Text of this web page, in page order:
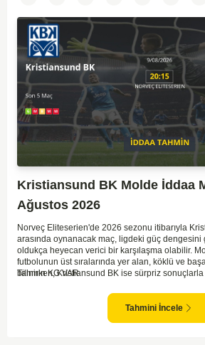
Kristiansund BK Molde İddaa
Ağustos 2026
Norveç Eliteserien'de 2026 sezonu itibarıyla
arasında oynanacak maç, ligdeki güç dengesini
oldukça heyecan verici bir karşılaşma olabilir.
futbolunun üst sıralarında yer alan, köklü ve
bilinirken, Kristiansund BK ise sürpriz sonuçlarla
saha avantajını kullanma olasılıklarını artırıyor.
ve kadro kalitesi faktörleri dikkate alındığında,
performans sergilemesi beklenebilir. İki takımın
Tahmin KG VAR
Tahmini İncele